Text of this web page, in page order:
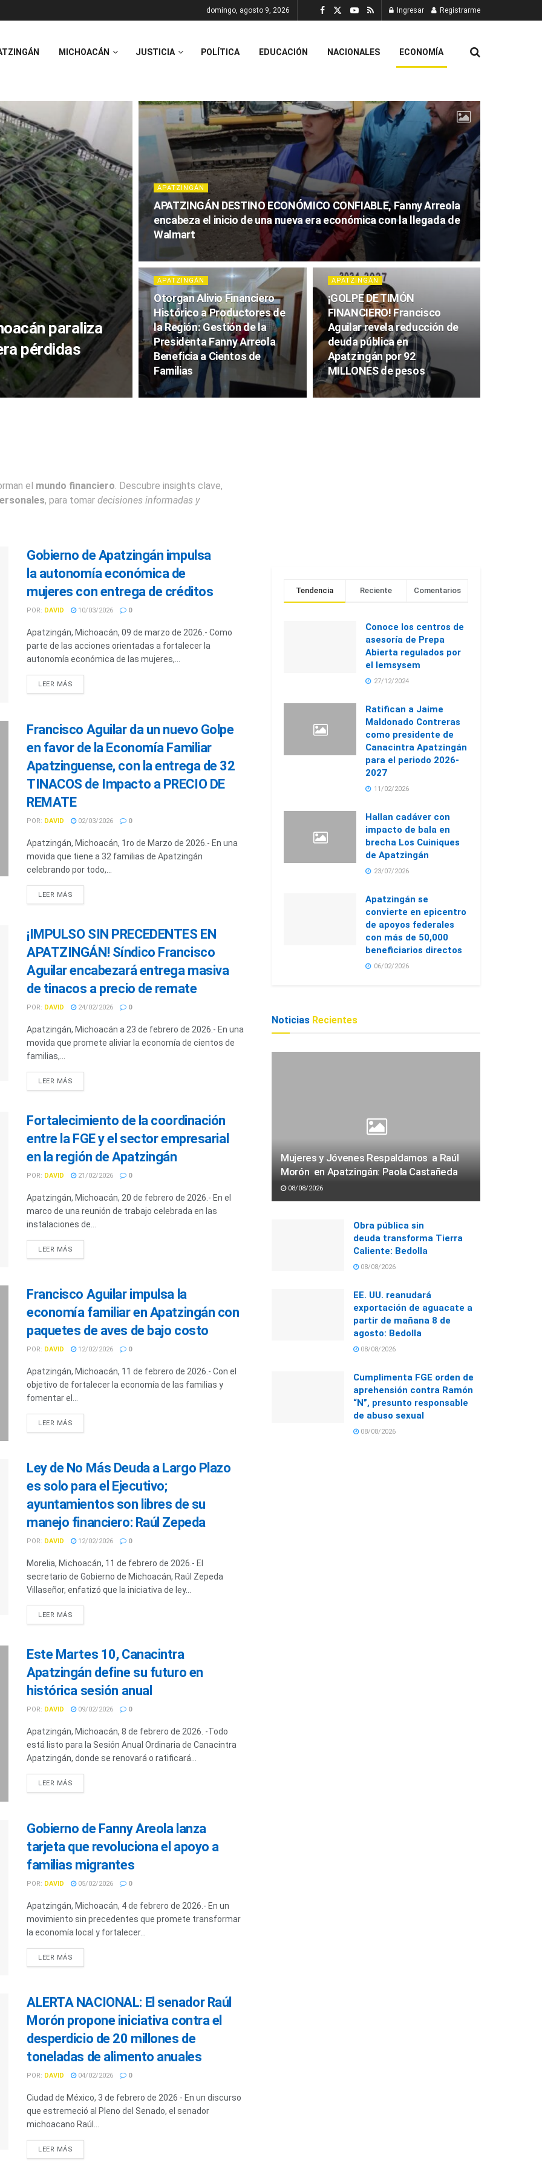
domingo, agosto 9, 2026 Ingresar Registrarme
MICHOACÁN JUSTICIA POLÍTICA EDUCACIÓN NACIONALES ECONOMÍA
paraliza
pérdidas
APATZINGÁN
APATZINGÁN DESTINO ECONÓMICO CONFIABLE, Fanny Arreola
encabeza el inicio de una nueva era económica con la llegada de
Walmart
APATZINGÁN
Otorgan Alivio Financiero
Histórico a Productores de
la Región: Gestión de la
Presidenta Fanny Arreola
Beneficia a Cientos de
Familias
APATZINGÁN
¡GOLPE DE TIMÓN
FINANCIERO! Francisco
Aguilar revela reducción de
deuda pública en
Apatzingán por 92
MILLONES de pesos
el mundo financiero. Descubre insights clave,
, para tomar decisiones informadas y
Gobierno de Apatzingán impulsa
la autonomía económica de
mujeres con entrega de créditos
POR: DAVID 10/03/2026 0
Apatzingán, Michoacán, 09 de marzo de 2026.- Como
parte de las acciones orientadas a fortalecer la
autonomía económica de las mujeres,...
LEER MÁS
Francisco Aguilar da un nuevo Golpe
en favor de la Economía Familiar
Apatzinguense, con la entrega de 32
TINACOS de Impacto a PRECIO DE
REMATE
POR: DAVID 02/03/2026 0
Apatzingán, Michoacán, 1ro de Marzo de 2026.- En una
movida que tiene a 32 familias de Apatzingán
celebrando por todo,...
LEER MÁS
¡IMPULSO SIN PRECEDENTES EN
APATZINGÁN! Síndico Francisco
Aguilar encabezará entrega masiva
de tinacos a precio de remate
POR: DAVID 24/02/2026 0
Apatzingán, Michoacán a 23 de febrero de 2026.- En una
movida que promete aliviar la economía de cientos de
familias,...
LEER MÁS
Fortalecimiento de la coordinación
entre la FGE y el sector empresarial
en la región de Apatzingán
POR: DAVID 21/02/2026 0
Apatzingán, Michoacán, 20 de febrero de 2026.- En el
marco de una reunión de trabajo celebrada en las
instalaciones de...
LEER MÁS
Francisco Aguilar impulsa la
economía familiar en Apatzingán con
paquetes de aves de bajo costo
POR: DAVID 12/02/2026 0
Apatzingán, Michoacán, 11 de febrero de 2026.- Con el
objetivo de fortalecer la economía de las familias y
fomentar el...
LEER MÁS
Ley de No Más Deuda a Largo Plazo
es solo para el Ejecutivo;
ayuntamientos son libres de su
manejo financiero: Raúl Zepeda
POR: DAVID 12/02/2026 0
Morelia, Michoacán, 11 de febrero de 2026.- El
secretario de Gobierno de Michoacán, Raúl Zepeda
Villaseñor, enfatizó que la iniciativa de ley...
LEER MÁS
Este Martes 10, Canacintra
Apatzingán define su futuro en
histórica sesión anual
POR: DAVID 09/02/2026 0
Apatzingán, Michoacán, 8 de febrero de 2026. -Todo
está listo para la Sesión Anual Ordinaria de Canacintra
Apatzingán, donde se renovará o ratificará...
LEER MÁS
Gobierno de Fanny Areola lanza
tarjeta que revoluciona el apoyo a
familias migrantes
POR: DAVID 05/02/2026 0
Apatzingán, Michoacán, 4 de febrero de 2026.- En un
movimiento sin precedentes que promete transformar
la economía local y fortalecer...
LEER MÁS
ALERTA NACIONAL: El senador Raúl
Morón propone iniciativa contra el
desperdicio de 20 millones de
toneladas de alimento anuales
POR: DAVID 04/02/2026 0
Ciudad de México, 3 de febrero de 2026 - En un discurso
que estremeció al Pleno del Senado, el senador
michoacano Raúl...
LEER MÁS
Tendencia Reciente Comentarios
Conoce los centros de
asesoría de Prepa
Abierta regulados por
el Iemsysem
27/12/2024
Ratifican a Jaime
Maldonado Contreras
como presidente de
Canacintra Apatzingán
para el periodo 2026-
2027
11/02/2026
Hallan cadáver con
impacto de bala en
brecha Los Cuiniques
de Apatzingán
23/07/2026
Apatzingán se
convierte en epicentro
de apoyos federales
con más de 50,000
beneficiarios directos
06/02/2026
Noticias Recientes
Mujeres y Jóvenes Respaldamos a Raúl
Morón en Apatzingán: Paola Castañeda
08/08/2026
Obra pública sin
deuda transforma Tierra
Caliente: Bedolla
08/08/2026
EE. UU. reanudará
exportación de aguacate a
partir de mañana 8 de
agosto: Bedolla
08/08/2026
Cumplimenta FGE orden de
aprehensión contra Ramón
“N”, presunto responsable
de abuso sexual
08/08/2026